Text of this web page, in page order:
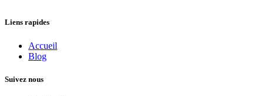
Liens rapides
Accueil
Blog
Suivez nous